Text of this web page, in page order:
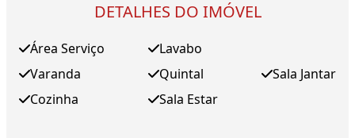
DETALHES DO IMÓVEL
Área Serviço
Varanda
Cozinha
Lavabo
Quintal
Sala Estar
Sala Jantar